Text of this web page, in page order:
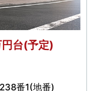
台(予定)
番1(地番)